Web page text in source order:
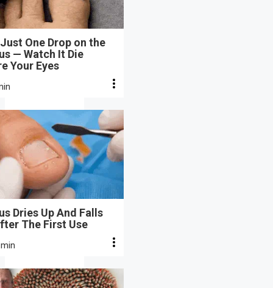
One Drop on the
— Watch It Die
Your Eyes
Dries Up And Falls
The First Use